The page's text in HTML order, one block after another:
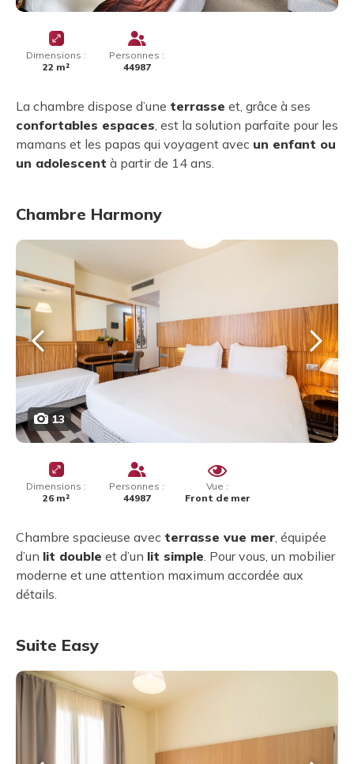
Dimensions :
22 m²
Personnes :
44987
La chambre dispose d’une terrasse et, grâce à ses
confortables espaces , est la solution parfaite pour les
mamans et les papas qui voyagent avec un enfant ou
un adolescent à partir de 14 ans.
Chambre Harmony
13
Dimensions :
26 m²
Personnes :
44987
Vue :
Front de mer
Chambre spacieuse avec terrasse vue mer, équipée
d’un lit double et d’un lit simple. Pour vous, un mobilier
moderne et une attention maximum accordée aux
détails.
Suite Easy